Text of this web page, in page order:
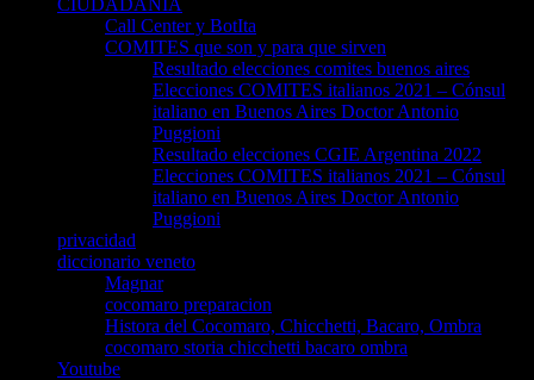
Call Center y BotIta
COMITES que son y para que sirven
Resultado elecciones comites buenos aires
Elecciones COMITES italianos 2021 – Cónsul
italiano en Buenos Aires Doctor Antonio
Puggioni
Resultado elecciones CGIE Argentina 2022
Elecciones COMITES italianos 2021 – Cónsul
italiano en Buenos Aires Doctor Antonio
Puggioni
privacidad
diccionario veneto
Magnar
cocomaro preparacion
Histora del Cocomaro, Chicchetti, Bacaro, Ombra
cocomaro storia chicchetti bacaro ombra
Youtube